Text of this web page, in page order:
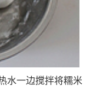
水一边搅拌将糯米